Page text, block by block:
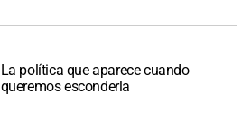
La política que aparece cuando
queremos esconderla